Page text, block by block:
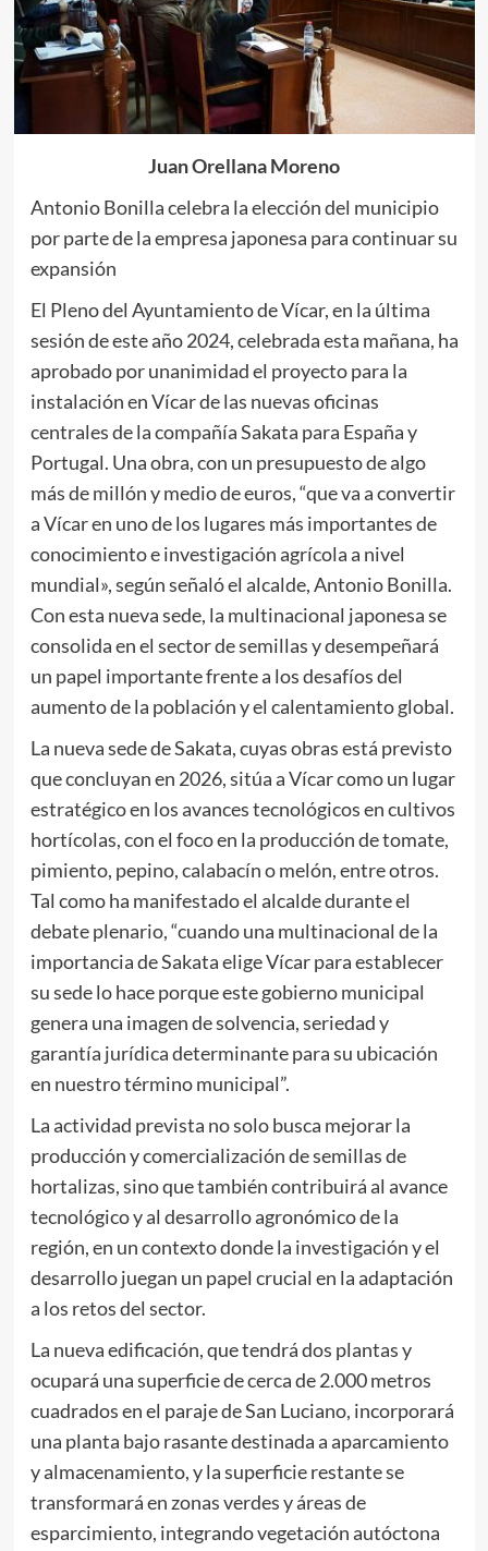
Juan Orellana Moreno
Antonio Bonilla celebra la elección del municipio
por parte de la empresa japonesa para continuar su
expansión
El Pleno del Ayuntamiento de Vícar, en la última
sesión de este año 2024, celebrada esta mañana, ha
aprobado por unanimidad el proyecto para la
instalación en Vícar de las nuevas oficinas
centrales de la compañía Sakata para España y
Portugal. Una obra, con un presupuesto de algo
más de millón y medio de euros, “que va a convertir
a Vícar en uno de los lugares más importantes de
conocimiento e investigación agrícola a nivel
mundial», según señaló el alcalde, Antonio Bonilla.
Con esta nueva sede, la multinacional japonesa se
consolida en el sector de semillas y desempeñará
un papel importante frente a los desafíos del
aumento de la población y el calentamiento global.
La nueva sede de Sakata, cuyas obras está previsto
que concluyan en 2026, sitúa a Vícar como un lugar
estratégico en los avances tecnológicos en cultivos
hortícolas, con el foco en la producción de tomate,
pimiento, pepino, calabacín o melón, entre otros.
Tal como ha manifestado el alcalde durante el
debate plenario, “cuando una multinacional de la
importancia de Sakata elige Vícar para establecer
su sede lo hace porque este gobierno municipal
genera una imagen de solvencia, seriedad y
garantía jurídica determinante para su ubicación
en nuestro término municipal”.
La actividad prevista no solo busca mejorar la
producción y comercialización de semillas de
hortalizas, sino que también contribuirá al avance
tecnológico y al desarrollo agronómico de la
región, en un contexto donde la investigación y el
desarrollo juegan un papel crucial en la adaptación
a los retos del sector.
La nueva edificación, que tendrá dos plantas y
ocupará una superficie de cerca de 2.000 metros
cuadrados en el paraje de San Luciano, incorporará
una planta bajo rasante destinada a aparcamiento
y almacenamiento, y la superficie restante se
transformará en zonas verdes y áreas de
esparcimiento, integrando vegetación autóctona